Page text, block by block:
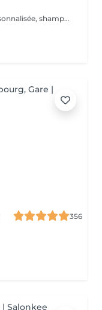
Le pack comprend une consultation personnalisée, shampooing et conditionneur spécifiques REDKEN, la coupe IGORANCE (finitions sur cheveux secs ) et les produits de styling REDKEN * Tarifs à titre indicatifs à confirmer après la consultation personnalisée établit auprès de votre coiffeur/stylist/spécialiste * La direction se réserve le droit d’apporter des modifications pour le bon fonctionnement du salon
356